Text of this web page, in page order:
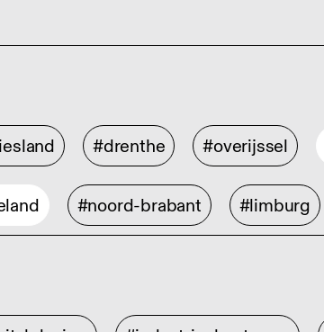
#drenthe #overijssel
#noord-brabant #limburg